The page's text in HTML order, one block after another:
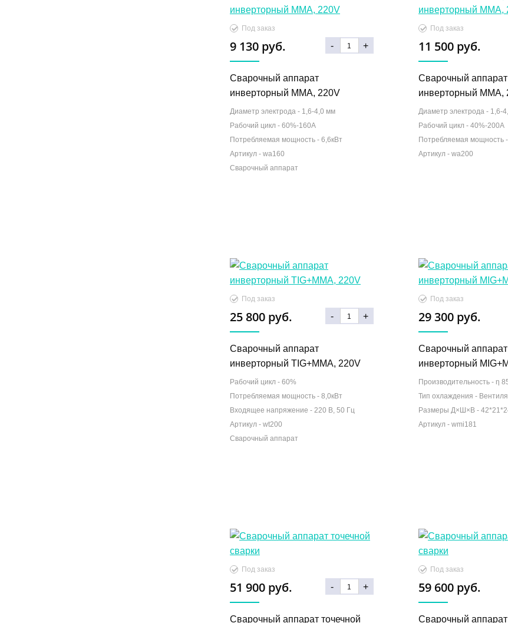
9 130 руб. - +
Сварочный аппарат
инверторный MMA, 220V
Диаметр электрода - 1,6-4,0 мм
Рабочий цикл - 60%-160А
Потребляемая мощность - 6,6кВт
Сварочный аппарат
11 500 руб.
Сварочный аппарат
инверторный MMA,
Диаметр электрода - 1,6-
Рабочий цикл - 40%-200А
Потребляемая мощность -
25 800 руб. - +
Сварочный аппарат
инверторный TIG+MMA, 220V
Рабочий цикл - 60%
Потребляемая мощность - 8,0кВт
Входящее напряжение - 220 В, 50 Гц
Сварочный аппарат
29 300 руб.
Сварочный аппарат
инверторный
Производительность - η
Тип охлаждения -
Размеры Д×Ш×В -
51 900 руб. - +
Сварочный аппарат точечной
59 600 руб.
Сварочный аппарат